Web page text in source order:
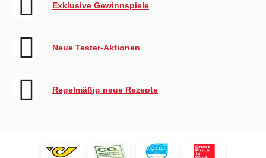
Exklusive Gewinnspiele
Neue Tester-Aktionen
Regelmäßig neue Rezepte